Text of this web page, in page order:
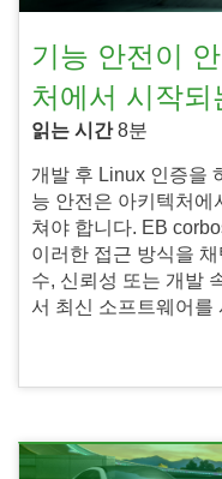
기능 안전이
처에서 시작되
읽는 시간8분
개발 후 Linux 인증을
능 안전은 아키텍처에
쳐야 합니다. EB
이러한 접근 방식을
수, 신뢰성 또는 개발
서 최신 소프트웨어를